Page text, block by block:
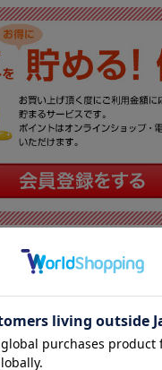
※ご注意ください※
使用可能となります。
は使用いただけません）
ンはクーポンを受け取っ